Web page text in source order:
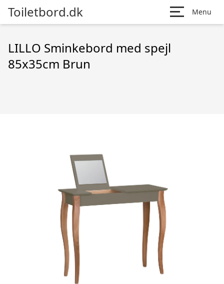
Toiletbord.dk Menu
LILLO Sminkebord med spejl
85x35cm Brun